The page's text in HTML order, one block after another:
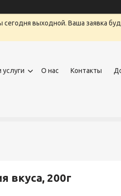
выходной. Ваша заявка
услуги О нас Контакты
вкуса, 200г